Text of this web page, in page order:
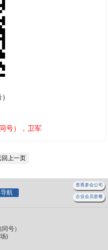
号），卫军
回上一页
导航
查看参会公司
企业会员套餐
号）
)